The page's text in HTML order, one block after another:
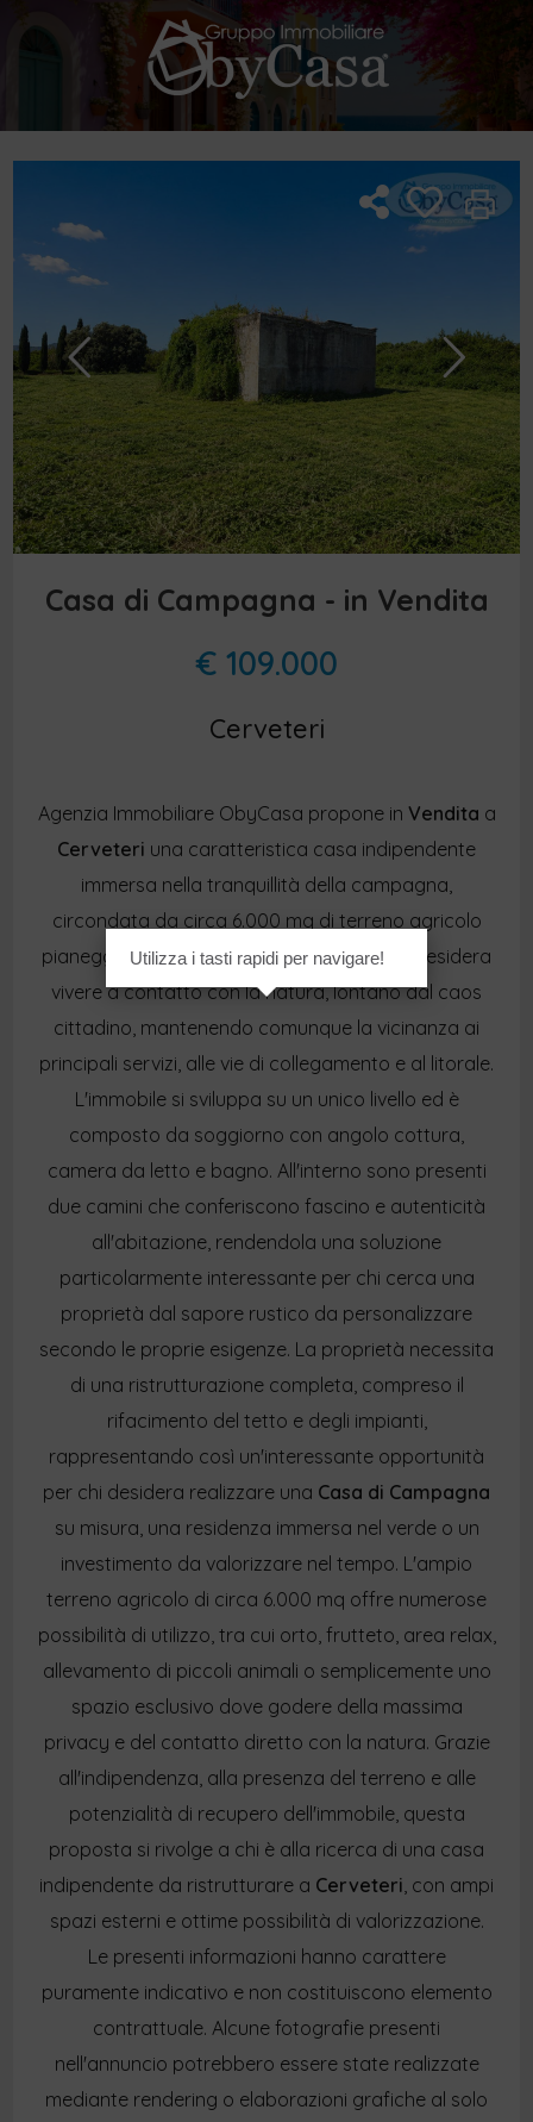
Casa di Campagna - in Vendita
€ 109.000
Cerveteri
Agenzia Immobiliare ObyCasa propone in Vendita a
Cerveteri una caratteristica casa indipendente
immersa nella tranquillità della campagna,
circondata da circa 6.000 mq di terreno agricolo
pianeggiante. Una soluzione ideale per chi desidera
vivere a contatto con la natura, lontano dal caos
cittadino, mantenendo comunque la vicinanza ai
principali servizi, alle vie di collegamento e al litorale.
L'immobile si sviluppa su un unico livello ed è
composto da soggiorno con angolo cottura,
camera da letto e bagno. All'interno sono presenti
due camini che conferiscono fascino e autenticità
all'abitazione, rendendola una soluzione
particolarmente interessante per chi cerca una
proprietà dal sapore rustico da personalizzare
secondo le proprie esigenze. La proprietà necessita
di una ristrutturazione completa, compreso il
rifacimento del tetto e degli impianti,
rappresentando così un'interessante opportunità
per chi desidera realizzare una Casa di Campagna
su misura, una residenza immersa nel verde o un
investimento da valorizzare nel tempo. L'ampio
terreno agricolo di circa 6.000 mq offre numerose
possibilità di utilizzo, tra cui orto, frutteto, area relax,
allevamento di piccoli animali o semplicemente uno
spazio esclusivo dove godere della massima
privacy e del contatto diretto con la natura. Grazie
all'indipendenza, alla presenza del terreno e alle
potenzialità di recupero dell'immobile, questa
proposta si rivolge a chi è alla ricerca di una casa
indipendente da ristrutturare a Cerveteri, con ampi
spazi esterni e ottime possibilità di valorizzazione.
Le presenti informazioni hanno carattere
puramente indicativo e non costituiscono elemento
contrattuale. Alcune fotografie presenti
nell'annuncio potrebbero essere state realizzate
mediante rendering o elaborazioni grafiche al solo
Utilizza i tasti rapidi per navigare!